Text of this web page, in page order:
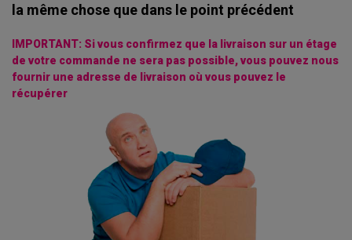
la même chose que dans le point précédent
IMPORTANT: Si vous confirmez que la livraison sur un étage
de votre commande ne sera pas possible, vous pouvez nous
fournir une adresse de livraison où vous pouvez le
récupérer